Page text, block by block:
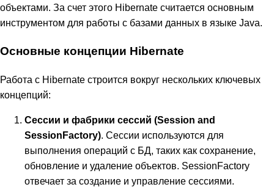
объектами. За счет этого Hibernate считается основным
инструментом для работы с базами данных в языке Java.
Основные концепции Hibernate
Работа с Hibernate строится вокруг нескольких ключевых
концепций:
Сессии и фабрики сессий (Session and
SessionFactory). Сессии используются для
выполнения операций с БД, таких как сохранение,
обновление и удаление объектов. SessionFactory
отвечает за создание и управление сессиями.